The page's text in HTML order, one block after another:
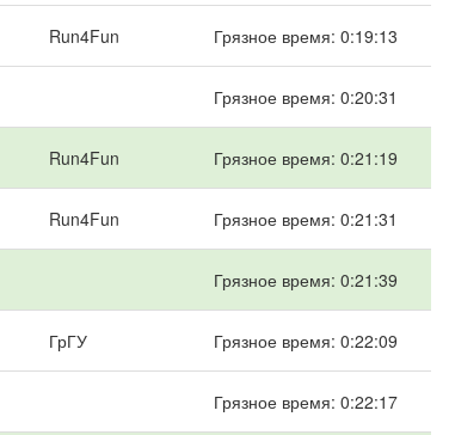
Run4Fun Грязное время: 0:19:13
Грязное время: 0:20:31
Run4Fun Грязное время: 0:21:19
Run4Fun Грязное время: 0:21:31
Грязное время: 0:21:39
ГрГУ Грязное время: 0:22:09
Грязное время: 0:22:17